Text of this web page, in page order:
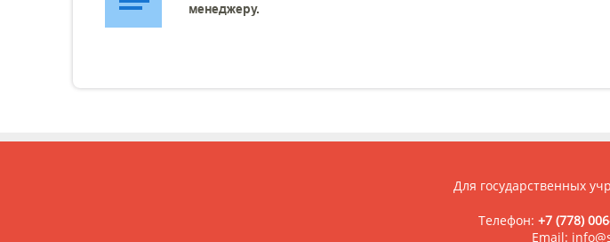
менеджеру.
Для государственных
Телефон: +7 (778)
Email: